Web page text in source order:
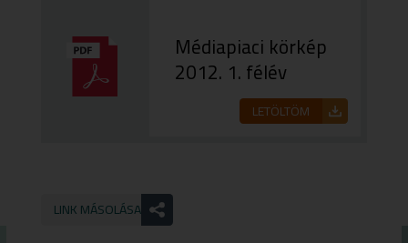
Médiapiaci körkép
2012. 1. félév
LETÖLTÖM
LINK MÁSOLÁSA